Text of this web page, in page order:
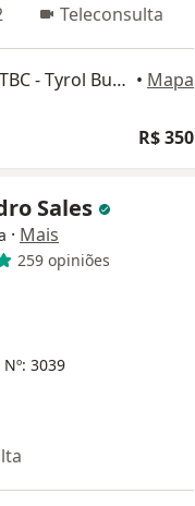
Teleconsulta
Av. Rodrigues Alves, 800 (TBC - Tyrol Business Center), Natal • Mapa
R$ 350
Sales
· Mais
259 opiniões
Nº: 3039